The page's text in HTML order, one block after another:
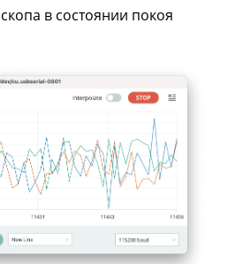
в состоянии покоя